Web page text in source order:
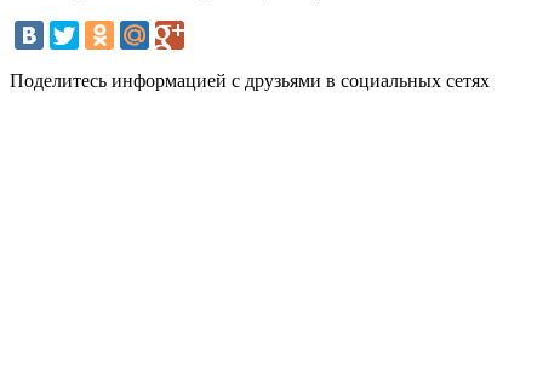
Поделитесь информацией с друзьями в социальных сетях